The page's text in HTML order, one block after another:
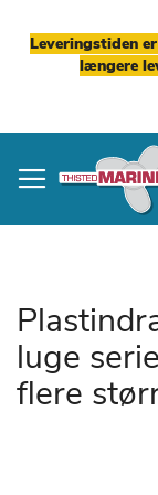
Leveringstiden
længere
to
Content
luge
flere